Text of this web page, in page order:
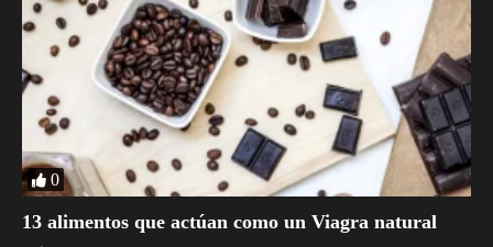
0
​13 alimentos que actúan como un Viagra natural